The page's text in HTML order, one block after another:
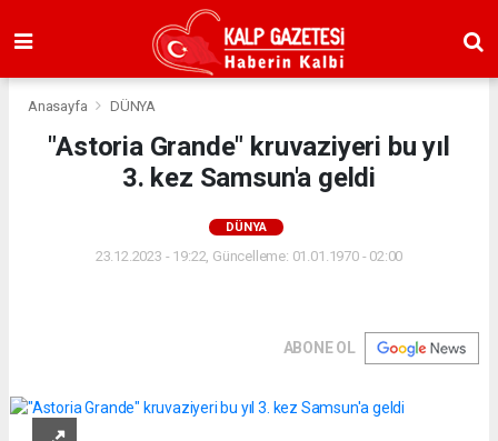
Anasayfa DÜNYA
"Astoria Grande" kruvaziyeri bu yıl
3. kez Samsun'a geldi
DÜNYA
23.12.2023 - 19:22, Güncelleme: 01.01.1970 - 02:00
ABONE OL